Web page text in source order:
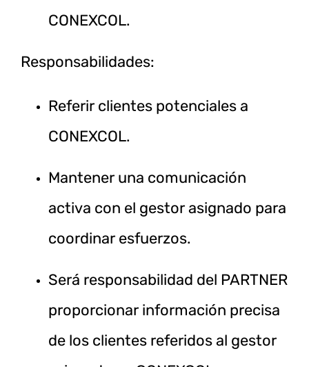
CONEXCOL.
Responsabilidades:
Referir clientes potenciales a
CONEXCOL.
Mantener una comunicación
activa con el gestor asignado para
coordinar esfuerzos.
Será responsabilidad del PARTNER
proporcionar información precisa
de los clientes referidos al gestor